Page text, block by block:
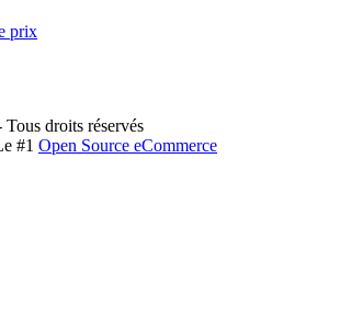
prix
droits réservés
#1 Open Source eCommerce